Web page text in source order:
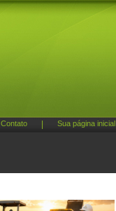
Contato Sua página inicial